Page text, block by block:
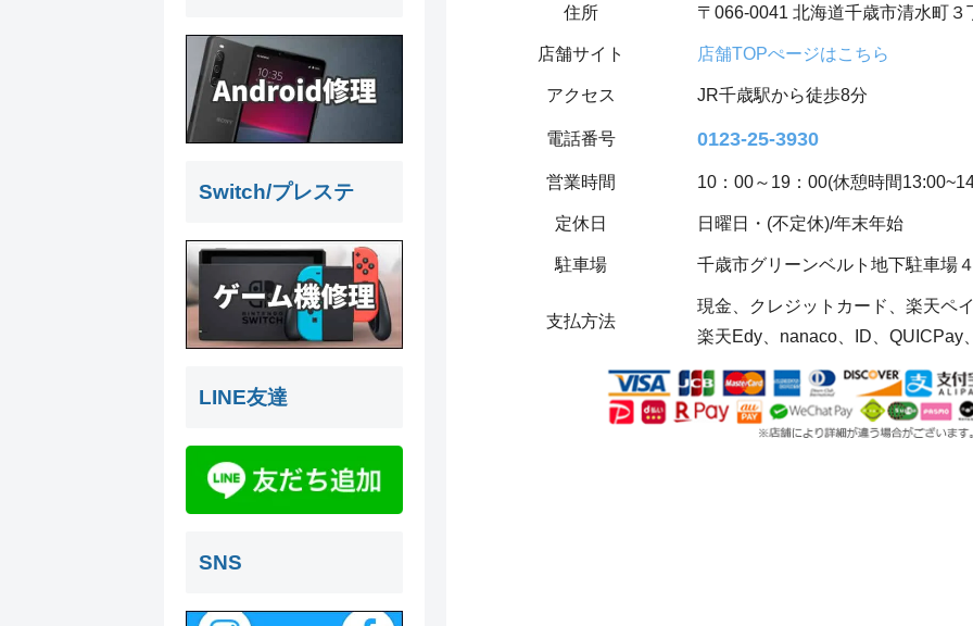
住所 〒066-0041 北海道千歳市清水町
店舗サイト 店舗TOPぺージはこちら
アクセス JR千歳駅から徒歩8分
電話番号 0123-25-3930
営業時間 10：00～19：00(休憩時間
定休日 日曜日・(不定休)/年末年始
駐車場 千歳市グリーンベルト地下駐車場
支払方法
現金、クレジットカード、楽天ペ
楽天Edy、nanaco、ID、QUICPay
Switch/プレステ
LINE友達
SNS